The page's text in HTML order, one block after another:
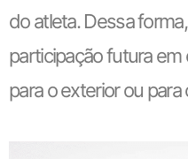
do atleta. Dessa
participação futura
para o exterior ou